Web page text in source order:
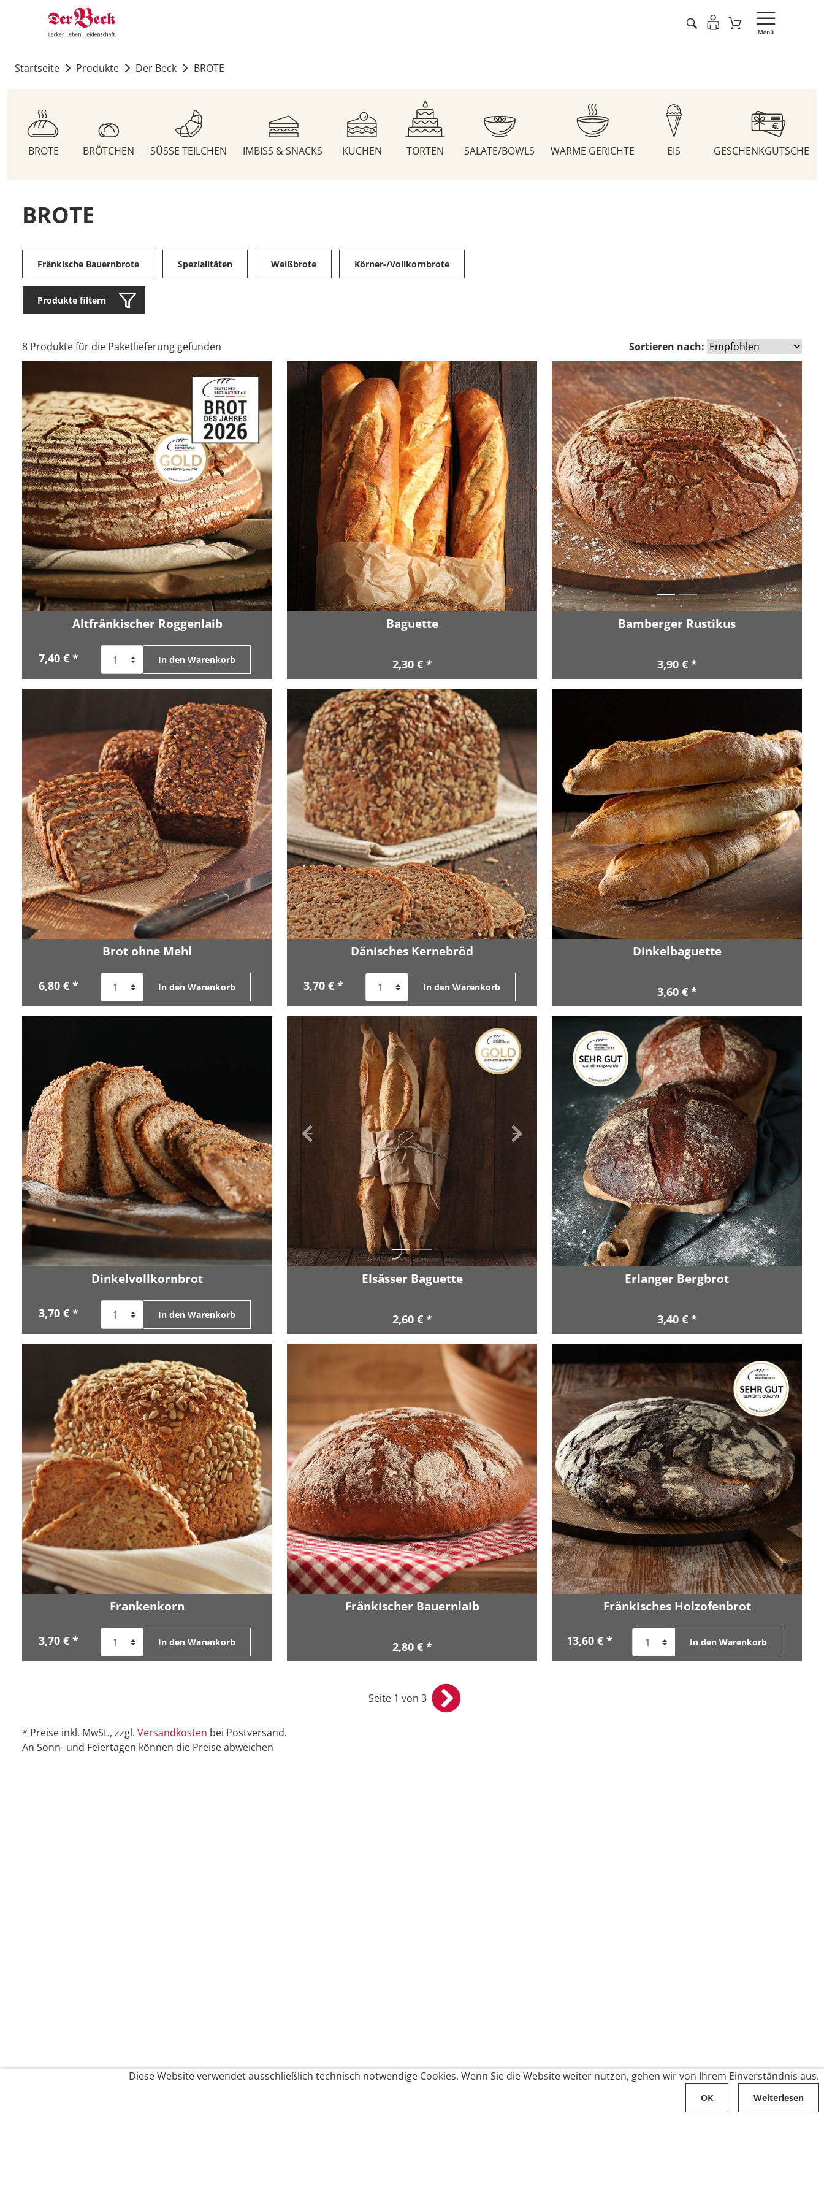
Startseite Produkte Der Beck BROTE
BROTE BRÖTCHEN SÜSSE TEILCHEN IMBISS & SNACKS KUCHEN TORTEN SALATE/BOWLS WARME GERICHTE EIS GESCHENKGUTSCHEINE
BROTE
Fränkische Bauernbrote Spezialitäten Weißbrote Körner-/Vollkornbrote
Produkte filtern
8 Produkte für die Paketlieferung gefunden Sortieren nach:
Altfränkischer Roggenlaib
7,40 € * In den Warenkorb
Baguette
2,30 € *
Zurück Vor
Bamberger Rustikus
3,90 € *
Brot ohne Mehl
6,80 € * In den Warenkorb
Dänisches Kernebröd
3,70 € * In den Warenkorb
Dinkelbaguette
3,60 € *
Dinkelvollkornbrot
3,70 € * In den Warenkorb
Zurück Vor
Elsässer Baguette
2,60 € *
Erlanger Bergbrot
3,40 € *
Frankenkorn
3,70 € * In den Warenkorb
Fränkischer Bauernlaib
2,80 € *
Fränkisches Holzofenbrot
13,60 € * In den Warenkorb
Seite 1 von 3
* Preise inkl. MwSt., zzgl. Versandkosten bei Postversand.
An Sonn- und Feiertagen können die Preise abweichen
Diese Website verwendet ausschließlich technisch notwendige Cookies. Wenn Sie die Website weiter nutzen, gehen wir von Ihrem Einverständnis aus.
OK Weiterlesen